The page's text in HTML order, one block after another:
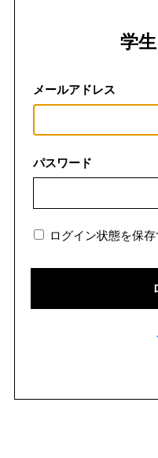
学
メールアドレス
パスワード
ログイン状態を保存